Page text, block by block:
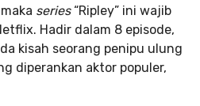
series“Ripley” ini wajib
Hadir dalam 8 episode,
kisah seorang penipu ulung
diperankan aktor populer,